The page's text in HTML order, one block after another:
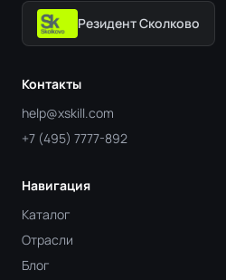
Резидент Сколково
Контакты
help@xskill.com
+7 (495) 7777-892
Навигация
Каталог
Отрасли
Блог